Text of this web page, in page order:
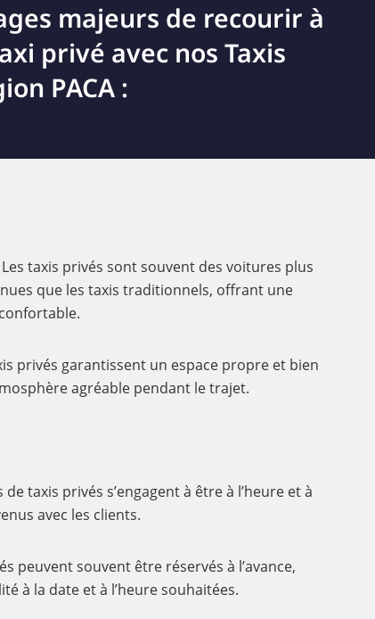
majeurs de recourir à
privé avec nos Taxis
PACA :
taxis privés sont souvent des voitures plus
que les taxis traditionnels, offrant une
privés garantissent un espace propre et bien
agréable pendant le trajet.
taxis privés s’engagent à être à l’heure et à
avec les clients.
peuvent souvent être réservés à l’avance,
à la date et à l’heure souhaitées.